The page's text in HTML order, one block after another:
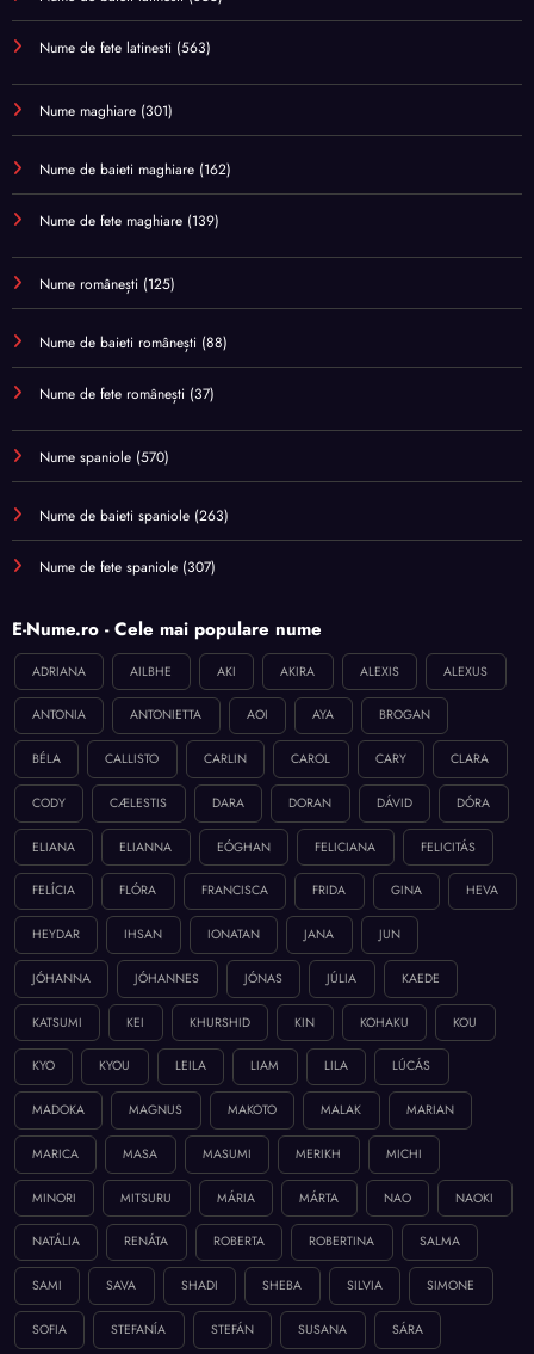
Nume de fete latinesti (563)
Nume maghiare (301)
Nume de baieti maghiare (162)
Nume de fete maghiare (139)
Nume românești (125)
Nume de baieti românești (88)
Nume de fete românești (37)
Nume spaniole (570)
Nume de baieti spaniole (263)
Nume de fete spaniole (307)
E-Nume.ro - Cele mai populare nume
ADRIANA AILBHE AKI AKIRA ALEXIS ALEXUS
ANTONIA ANTONIETTA AOI AYA BROGAN
BÉLA CALLISTO CARLIN CAROL CARY CLARA
CODY CÆLESTIS DARA DORAN DÁVID DÓRA
ELIANA ELIANNA EÓGHAN FELICIANA FELICITÁS
FELÍCIA FLÓRA FRANCISCA FRIDA GINA HEVA
HEYDAR IHSAN IONATAN JANA JUN
JÓHANNA JÓHANNES JÓNAS JÚLIA KAEDE
KATSUMI KEI KHURSHID KIN KOHAKU KOU
KYO KYOU LEILA LIAM LILA LÚCÁS
MADOKA MAGNUS MAKOTO MALAK MARIAN
MARICA MASA MASUMI MERIKH MICHI
MINORI MITSURU MÁRIA MÁRTA NAO NAOKI
NATÁLIA RENÁTA ROBERTA ROBERTINA SALMA
SAMI SAVA SHADI SHEBA SILVIA SIMONE
SOFIA STEFANÍA STEFÁN SUSANA SÁRA